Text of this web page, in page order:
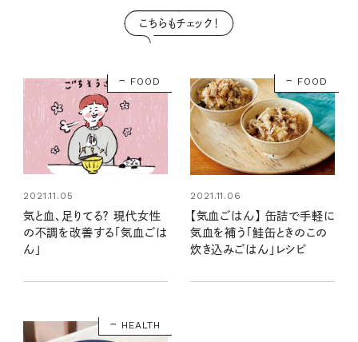
こちらもチェック！
FOOD
2021.11.05
気と血、足りてる？ 現代女性
の不調を改善する「気血ごは
ん」
FOOD
2021.11.06
【気血ごはん】 缶詰で手軽に
気血を補う「鮭缶ときのこの
炊き込みごはん」レシピ
HEALTH